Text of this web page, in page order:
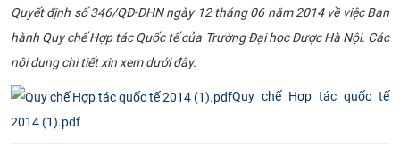
ĐÀO TẠO
ĐẢM BẢO CHẤT LƯỢNG
KHOA HỌC CÔNG NGHỆ
Qu​yết định số 346/QĐ-DHN ngày 12 tháng 06 năm 2014 về việc Ban
hành Quy chế Hợp tác Quốc tế của Trường Đại học Dược Hà Nội. Các
nội dung chi tiết xin xem dưới đây.
Quy chế Hợp tác quốc tế
2014 (1).pdf